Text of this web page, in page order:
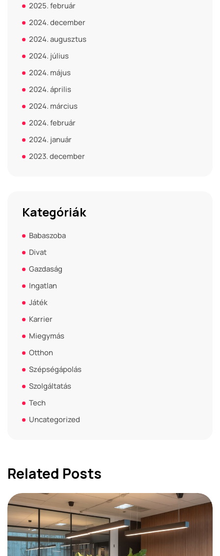
2025. február
2024. december
2024. augusztus
2024. július
2024. május
2024. április
2024. március
2024. február
2024. január
2023. december
Kategóriák
Babaszoba
Divat
Gazdaság
Ingatlan
Játék
Karrier
Miegymás
Otthon
Szépségápolás
Szolgáltatás
Tech
Uncategorized
Related Posts